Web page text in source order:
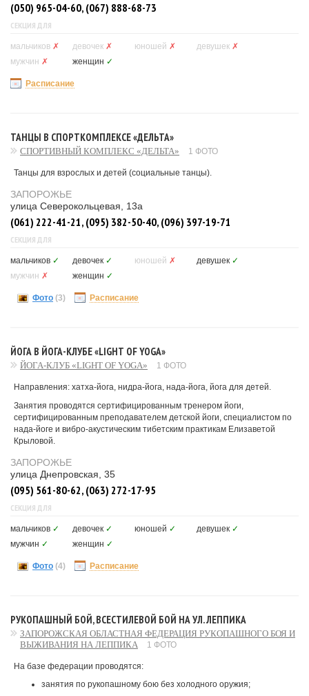
(050) 965-04-60, (067) 888-68-73
СЕКЦИЯ ДЛЯ
мальчиков ✗ девочек ✗ юношей ✗ девушек ✗
мужчин ✗ женщин ✓
Расписание
ТАНЦЫ В СПОРТКОМПЛЕКСЕ «ДЕЛЬТА»
СПОРТИВНЫЙ КОМПЛЕКС «ДЕЛЬТА» 1 ФОТО
Танцы для взрослых и детей (социальные танцы).
ЗАПОРОЖЬЕ
улица Северокольцевая, 13а
(061) 222-41-21, (095) 382-50-40, (096) 397-19-71
СЕКЦИЯ ДЛЯ
мальчиков ✓ девочек ✓ юношей ✗ девушек ✓
мужчин ✗ женщин ✓
Фото (3) Расписание
ЙОГА В ЙОГА-КЛУБЕ «LIGHT OF YOGA»
ЙОГА-КЛУБ «LIGHT OF YOGA» 1 ФОТО
Направления: хатха-йога, нидра-йога, нада-йога, йога для детей.
Занятия проводятся сертифицированным тренером йоги,
сертифицированным преподавателем детской йоги, специалистом по
нада-йоге и вибро-акустическим тибетским практикам Елизаветой
Крыловой.
ЗАПОРОЖЬЕ
улица Днепровская, 35
(095) 561-80-62, (063) 272-17-95
СЕКЦИЯ ДЛЯ
мальчиков ✓ девочек ✓ юношей ✓ девушек ✓
мужчин ✓ женщин ✓
Фото (4) Расписание
РУКОПАШНЫЙ БОЙ, ВСЕСТИЛЕВОЙ БОЙ НА УЛ. ЛЕППИКА
ЗАПОРОЖСКАЯ ОБЛАСТНАЯ ФЕДЕРАЦИЯ РУКОПАШНОГО БОЯ И
ВЫЖИВАНИЯ НА ЛЕППИКА
1 ФОТО
На базе федерации проводятся:
занятия по рукопашному бою без холодного оружия;